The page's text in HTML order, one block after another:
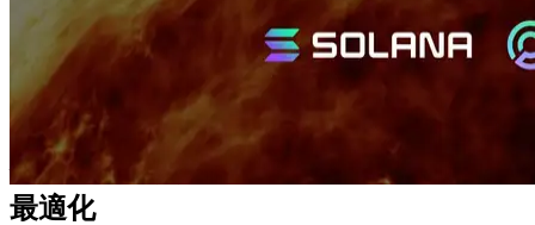
より少ないリソースで達成し、コスト削減に成功していま
この改良により、電力消費や発熱を抑えつつ、トランザク
ション処理やリアルタイムストリームに必要な安定性を維持
した高効率構成を実現しました。
技術的改善点：通信構成とレイテンシ
最適化